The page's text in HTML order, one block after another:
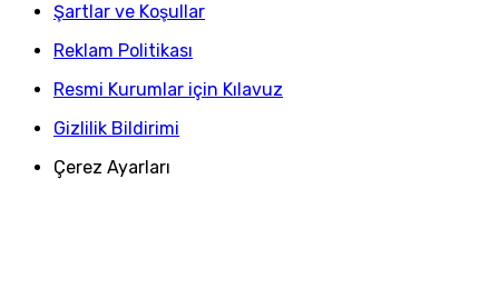
Şartlar ve Koşullar
Reklam Politikası
Resmi Kurumlar için Kılavuz
Gizlilik Bildirimi
Çerez Ayarları